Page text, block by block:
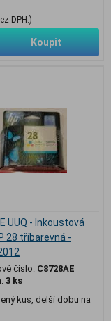
DPH:)
Koupit
UUQ - Inkoustová
28 tříbarevná -
číslo: C8728AE
3 ks
kus, delší dobu na